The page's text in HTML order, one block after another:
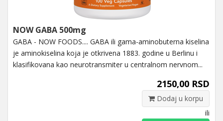
NOW GABA 500mg
GABA - NOW FOODS.... GABA ili gama-aminobuterna kiselina
je aminokiselina koja je otkrivena 1883. godine u Berlinu i
klasifikovana kao neurotransmiter u centralnom nervnom...
2150,00 RSD
Dodaj u korpu
ili